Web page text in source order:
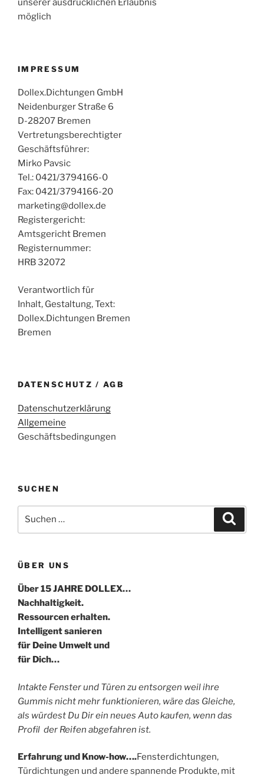
unserer ausdrücklichen Erlaubnis
möglich
IMPRESSUM
Dollex.Dichtungen GmbH
Neidenburger Straße 6
D-28207 Bremen
Vertretungsberechtigter
Geschäftsführer:
Mirko Pavsic
Tel.: 0421/3794166-0
Fax: 0421/3794166-20
marketing@dollex.de
Registergericht:
Amtsgericht Bremen
Registernummer:
HRB 32072
Verantwortlich für
Inhalt, Gestaltung, Text:
Dollex.Dichtungen Bremen
Bremen
DATENSCHUTZ / AGB
Datenschutzerklärung
Allgemeine
Geschäftsbedingungen
SUCHEN
nach:
ÜBER UNS
Über 15 JAHRE DOLLEX…
Nachhaltigkeit.
Ressourcen erhalten.
Intelligent sanieren
für Deine Umwelt und
für Dich…
Intakte Fenster und Türen zu entsorgen weil ihre
Gummis nicht mehr funktionieren, wäre das Gleiche,
als würdest Du Dir ein neues Auto kaufen, wenn das
Profil der Reifen abgefahren ist.
Erfahrung und Know-how….Fensterdichtungen,
Türdichtungen und andere spannende Produkte, mit